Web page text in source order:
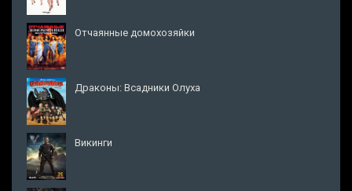
Отчаянные домохозяйки
Драконы: Всадники Олуха
Викинги